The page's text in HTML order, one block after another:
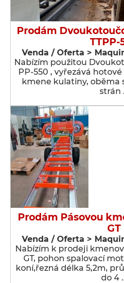
Prodám
TTPP-
Venda / Oferta >
Nabízím použitou
PP-550 , vyřezává
kmene kulatiny, oběma
strán
Prodám Pásovou
GT
Venda / Oferta >
Nabízím k prodeji
GT, pohon spalovací
koní,řezná délka 5,2m,
do 4